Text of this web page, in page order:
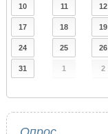
10 11 12
17 18 19
24 25 26
31 1 2